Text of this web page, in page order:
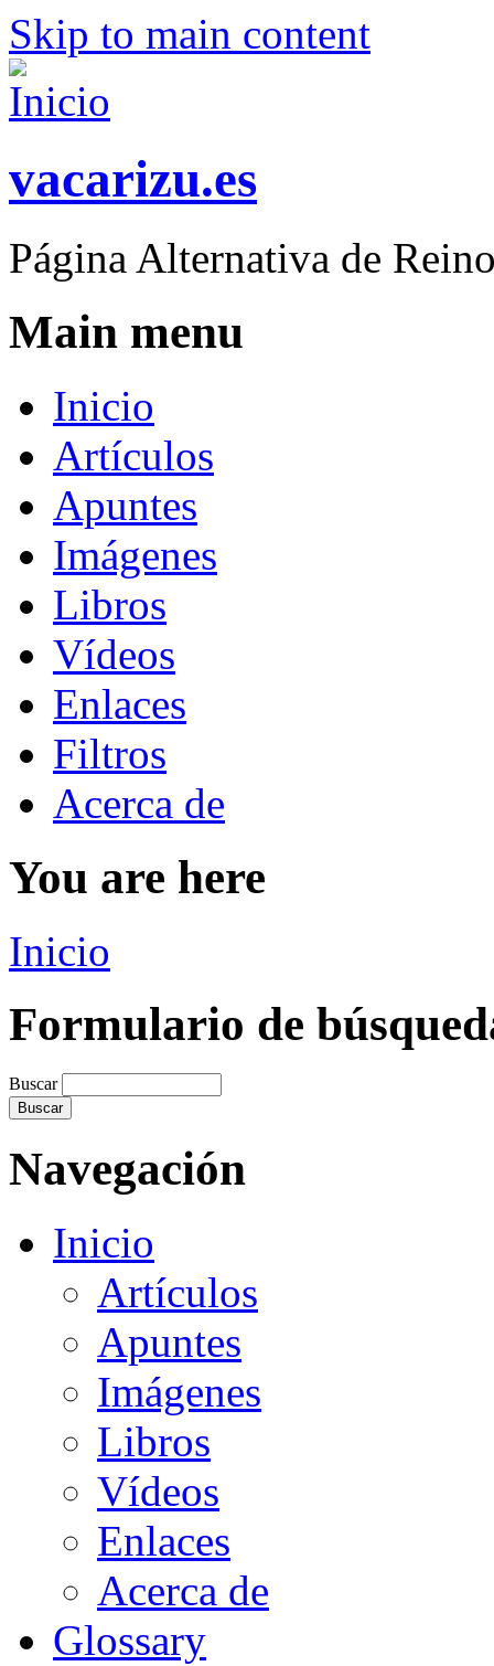
Skip to main content
vacarizu.es
Página Alternativa de
Main menu
Inicio
Artículos
Apuntes
Imágenes
Libros
Vídeos
Enlaces
Filtros
Acerca de
You are here
Inicio
Formulario de
Buscar
Navegación
Inicio
Artículos
Apuntes
Imágenes
Libros
Vídeos
Enlaces
Acerca de
Glossary